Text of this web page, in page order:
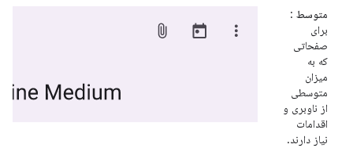
متوسط :
برای
صفحاتی
که به
میزان
متوسطی
از ناوبری و
اقدامات
نیاز دارند.